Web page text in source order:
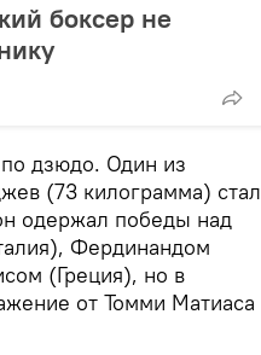
боксер не
дзюдо. Один из
(73 килограмма) стал
одержал победы над
Фердинандом
(Греция), но в
от Томми Матиаса